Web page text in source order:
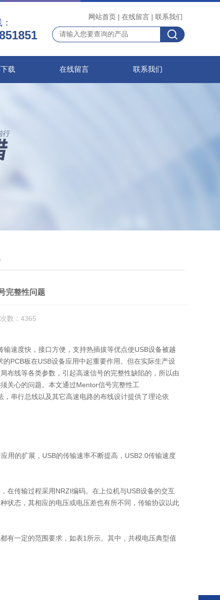
网站首页 | 在线留言 | 联系我们
载 在线留言 联系我们
完整性问题
数：4365
速度快，接口方便，支持热插拔等优点使USB设备被越
的PCB板在USB设备应用中起重要作用。但在实际生产设
布线等各类参数，引起高速信号的完整性缺陷的，所以由
关心的问题。本文通过Mentor信号完整性工
串行总线以及其它高速电路的布线设计提供了理论依
用的扩展，USB的传输速率不断提高，USB2.0传输速度
在传输过程采用NRZI编码。在上位机与USB设备的交互
状态，其相应的电压或电压差也有所不同，传输协议以此
有一定的范围要求，如表1所示。其中，共模电压典型值